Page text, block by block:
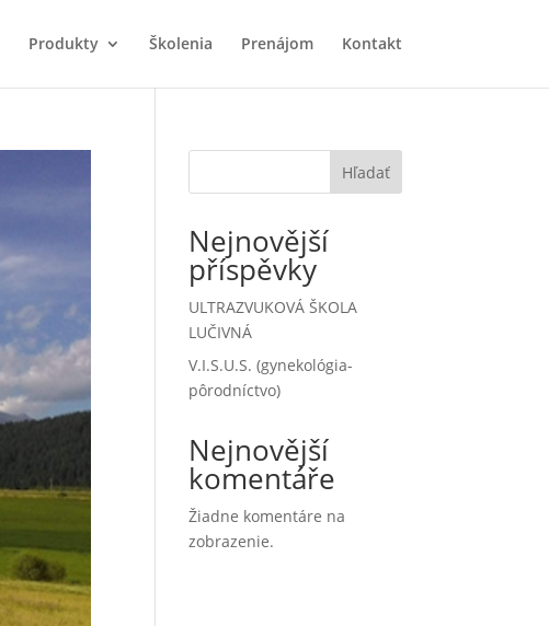
Produkty Školenia Prenájom Kontakt
Hľadať
Nejnovější
příspěvky
ULTRAZVUKOVÁ ŠKOLA
LUČIVNÁ
V.I.S.U.S. (gynekológia-
pôrodníctvo)
Nejnovější
komentáře
Žiadne komentáre na
zobrazenie.